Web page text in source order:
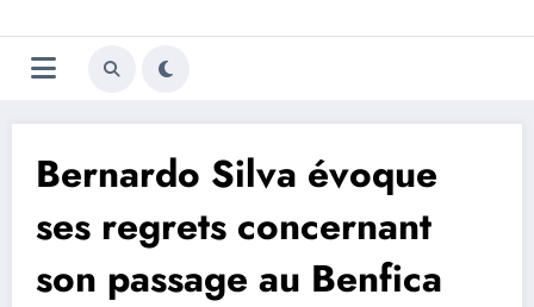
au
contenu
Trivela
L'actualité du football
Bernardo Silva évoque
ses regrets concernant
son passage au Benfica